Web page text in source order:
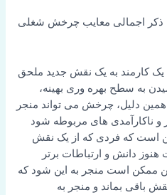
ذکر اجمالی معایب چرخش شغلی
یک کارمند به یک نقش جدید ملحق
به سطح بهره وری بهینه،
همین دلیل، چرخش می تواند منجر
و ناکارآمدی های مربوطه شود
است که فردی که از یک نقش
دانش و ارتباطات برتر
ممکن است منجر به این شود که
باقی بماند و منجر به